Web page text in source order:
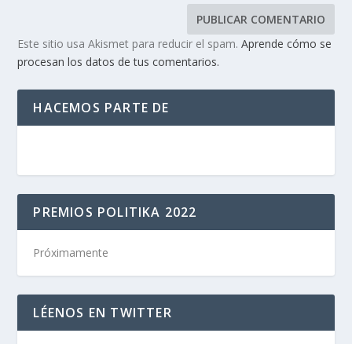
Este sitio usa Akismet para reducir el spam.Aprende cómo se
procesan los datos de tus comentarios.
HACEMOS PARTE DE
PREMIOS POLITIKA 2022
Próximamente
LÉENOS EN TWITTER